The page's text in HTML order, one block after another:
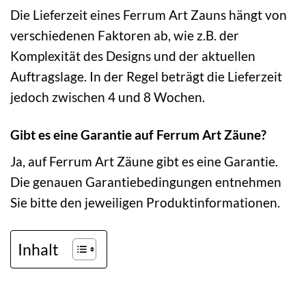
Die Lieferzeit eines Ferrum Art Zauns hängt von
verschiedenen Faktoren ab, wie z.B. der
Komplexität des Designs und der aktuellen
Auftragslage. In der Regel beträgt die Lieferzeit
jedoch zwischen 4 und 8 Wochen.
Gibt es eine Garantie auf Ferrum Art Zäune?
Ja, auf Ferrum Art Zäune gibt es eine Garantie.
Die genauen Garantiebedingungen entnehmen
Sie bitte den jeweiligen Produktinformationen.
Inhalt